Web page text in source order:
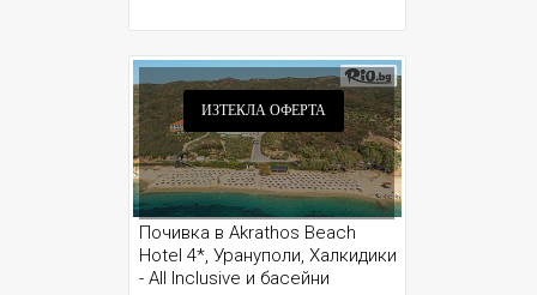
ИЗТЕКЛА ОФЕРТА
Почивка в Akrathos Beach
Hotel 4*, Урануполи, Халкидики
- All Inclusive и басейни